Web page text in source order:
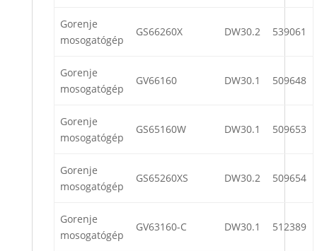
Gorenje
mosogatógép
GS66260X DW30.2 539061
Gorenje
mosogatógép
GV66160 DW30.1 509648
Gorenje
mosogatógép
GS65160W DW30.1 509653
Gorenje
mosogatógép
GS65260XS DW30.2 509654
Gorenje
mosogatógép
GV63160-C DW30.1 512389